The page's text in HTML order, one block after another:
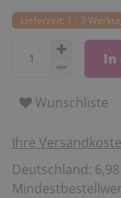
Lieferzeit: 1 - 3
In
Wunschliste
Ihre
Deutschland: